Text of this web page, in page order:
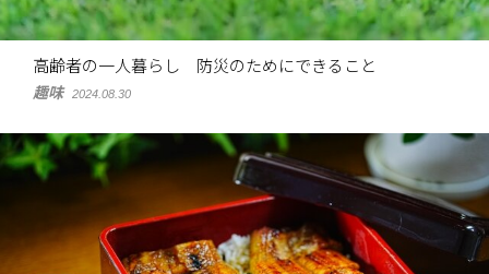
高齢者の一人暮らし 防災のためにできること
趣味 2024.08.30